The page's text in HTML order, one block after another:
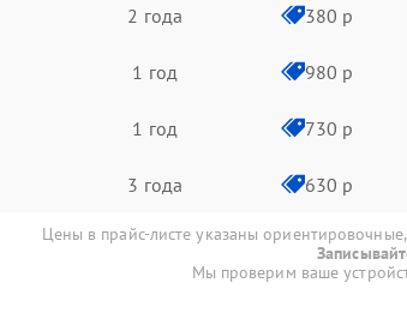
2 года 380 р
1 год 980 р
1 год 730 р
3 года 630 р
Цены в прайс-листе указаны ориентировочные,
Мы проверим ваше